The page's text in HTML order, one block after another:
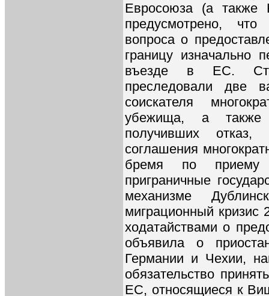
Евросоюза (а
предусмотрено, что
вопроса о
границу изначально
въезде в ЕС.
преследовали две
соискателя
убежища, а также
получивших
соглашения
бремя по приему
приграничные
механизме
миграционный кризис
ходатайствами о
объявила о
Германии и Чехии,
обязательство
ЕС, относящиеся к